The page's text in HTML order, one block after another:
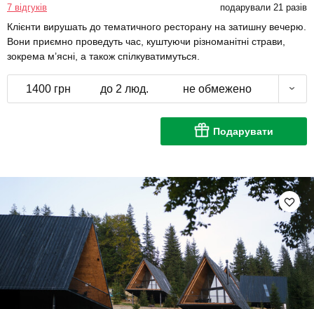
7 відгуків подарували 21 разів
Клієнти вирушать до тематичного ресторану на затишну вечерю.
Вони приємно проведуть час, куштуючи різноманітні страви,
зокрема м’ясні, а також спілкуватимуться.
1400 грн до 2 люд. не обмежено
Подарувати